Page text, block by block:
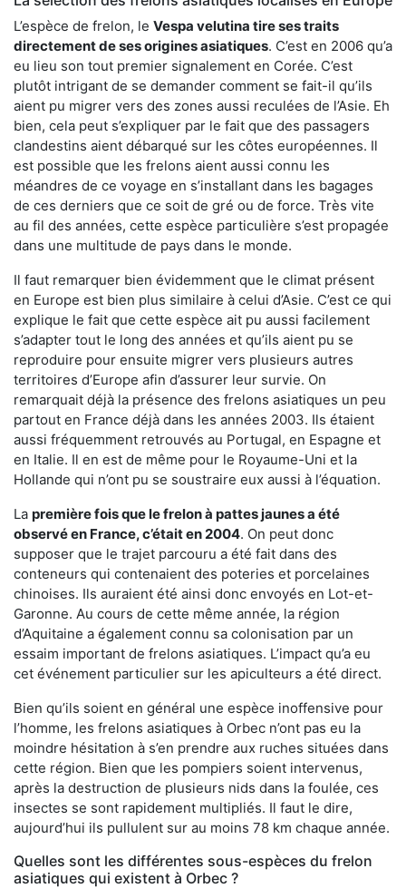
L’espèce de frelon, le Vespa velutina tire ses traits
directement de ses origines asiatiques. C’est en 2006 qu’a
eu lieu son tout premier signalement en Corée. C’est
plutôt intrigant de se demander comment se fait-il qu’ils
aient pu migrer vers des zones aussi reculées de l’Asie. Eh
bien, cela peut s’expliquer par le fait que des passagers
clandestins aient débarqué sur les côtes européennes. Il
est possible que les frelons aient aussi connu les
méandres de ce voyage en s’installant dans les bagages
de ces derniers que ce soit de gré ou de force. Très vite
au fil des années, cette espèce particulière s’est propagée
dans une multitude de pays dans le monde.
Il faut remarquer bien évidemment que le climat présent
en Europe est bien plus similaire à celui d’Asie. C’est ce qui
explique le fait que cette espèce ait pu aussi facilement
s’adapter tout le long des années et qu’ils aient pu se
reproduire pour ensuite migrer vers plusieurs autres
territoires d’Europe afin d’assurer leur survie. On
remarquait déjà la présence des frelons asiatiques un peu
partout en France déjà dans les années 2003. Ils étaient
aussi fréquemment retrouvés au Portugal, en Espagne et
en Italie. Il en est de même pour le Royaume-Uni et la
Hollande qui n’ont pu se soustraire eux aussi à l’équation.
La première fois que le frelon à pattes jaunes a été
observé en France, c’était en 2004. On peut donc
supposer que le trajet parcouru a été fait dans des
conteneurs qui contenaient des poteries et porcelaines
chinoises. Ils auraient été ainsi donc envoyés en Lot-et-
Garonne. Au cours de cette même année, la région
d’Aquitaine a également connu sa colonisation par un
essaim important de frelons asiatiques. L’impact qu’a eu
cet événement particulier sur les apiculteurs a été direct.
Bien qu’ils soient en général une espèce inoffensive pour
l’homme, les frelons asiatiques à Orbec n’ont pas eu la
moindre hésitation à s’en prendre aux ruches situées dans
cette région. Bien que les pompiers soient intervenus,
après la destruction de plusieurs nids dans la foulée, ces
insectes se sont rapidement multipliés. Il faut le dire,
aujourd’hui ils pullulent sur au moins 78 km chaque année.
Quelles sont les différentes sous-espèces du frelon
asiatiques qui existent à Orbec ?